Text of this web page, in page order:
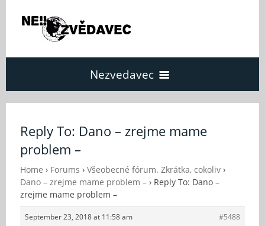
Nezvedavec
O Nezvědavci
Reply To: Dano – zrejme mame
problem –
Home › Forums › Všeobecné fórum. Zkrátka, cokoliv ›
Dano – zrejme mame problem – › Reply To: Dano –
zrejme mame problem –
September 23, 2018 at 11:58 am
#5488